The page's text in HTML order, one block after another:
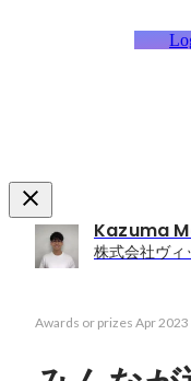
Kazuma
株式会社ヴィ
Awards or prizes Apr 2023